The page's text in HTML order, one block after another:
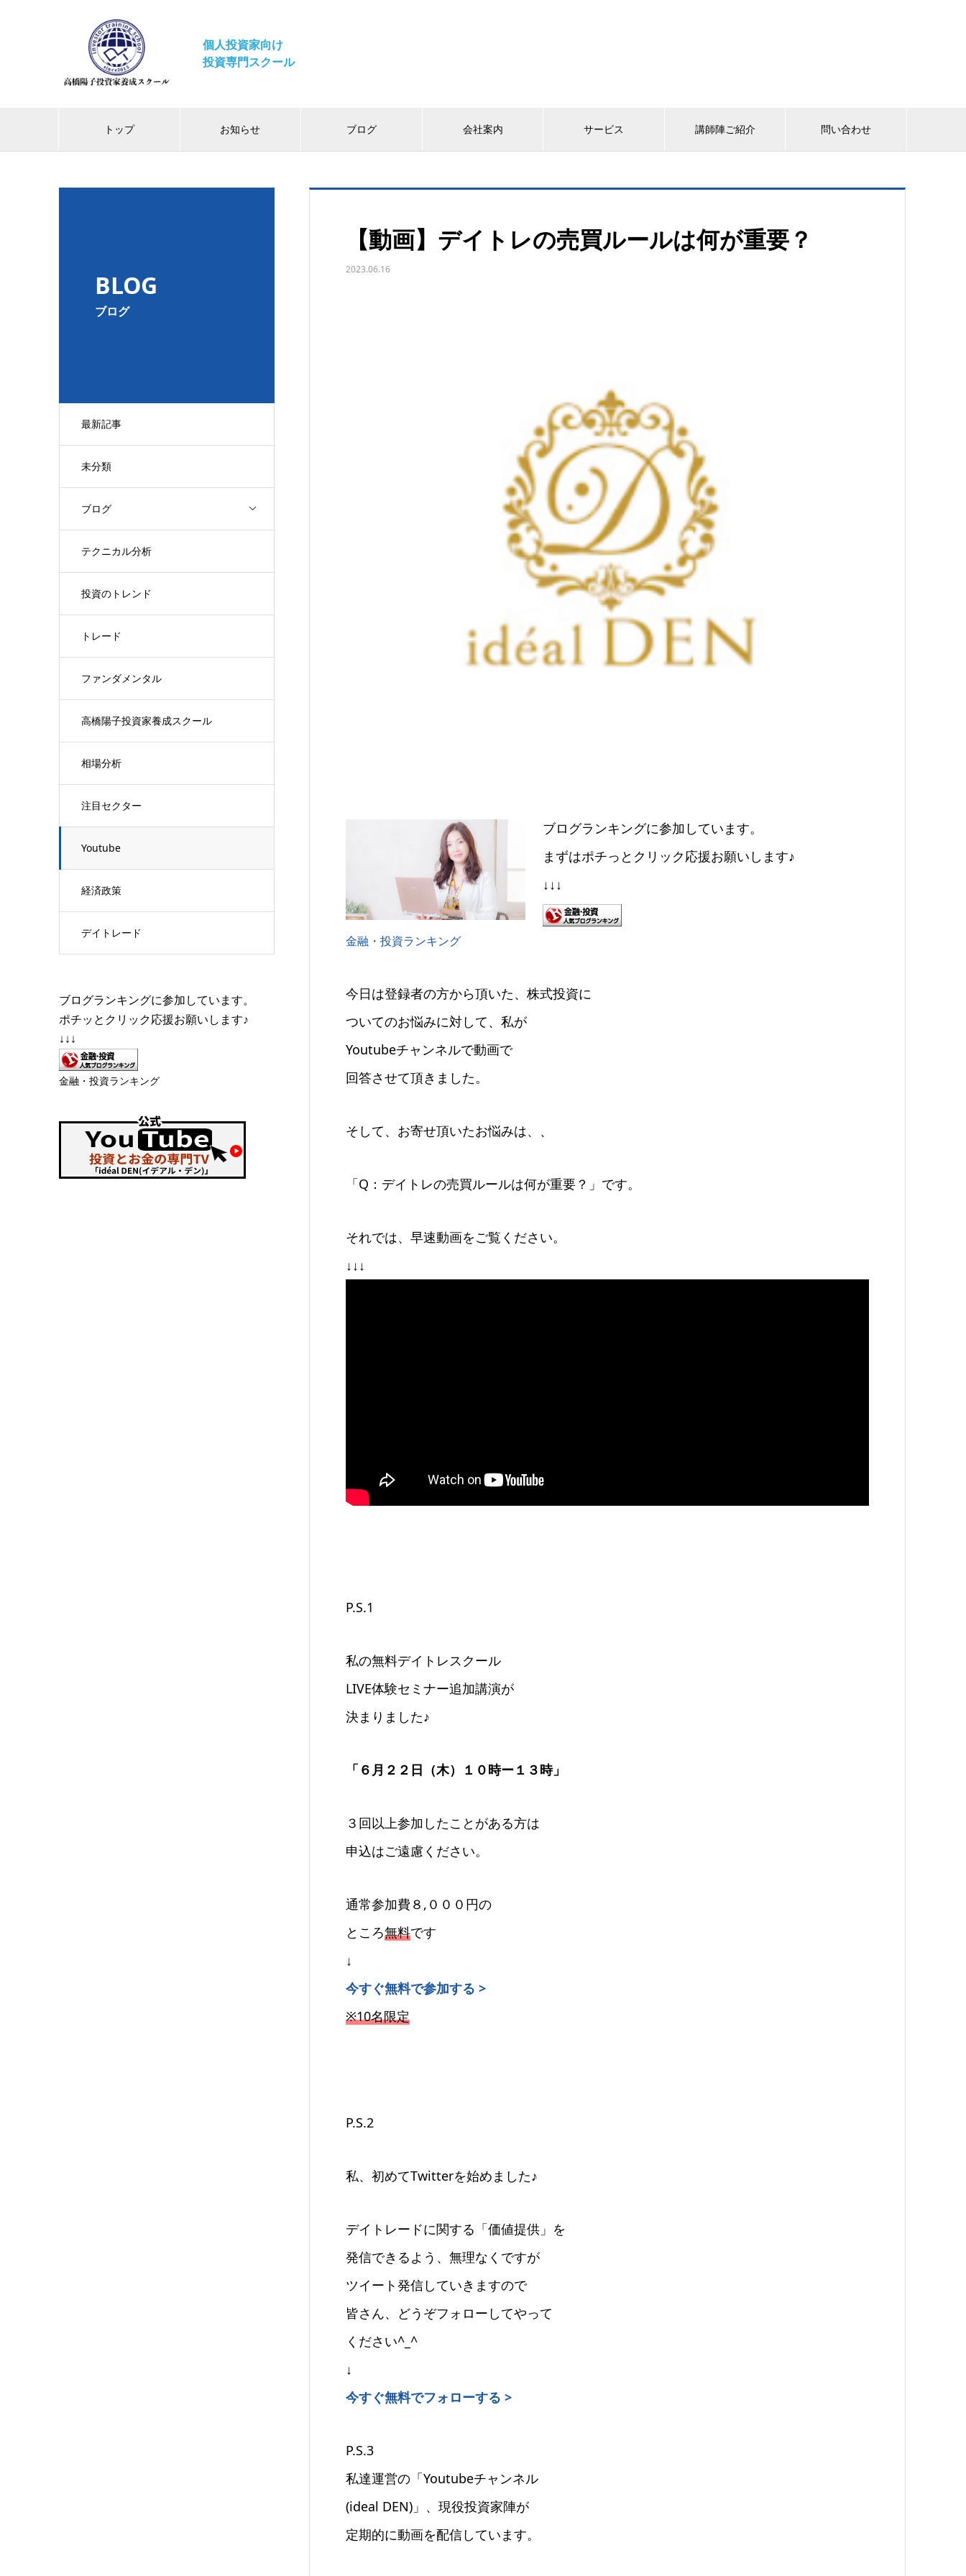
個人投資家向け
投資専門スクール
トップ お知らせ ブログ 会社案内 サービス 講師陣ご紹介 問い合わせ
BLOG
ブログ
最新記事
未分類
ブログ
テクニカル分析
投資のトレンド
トレード
ファンダメンタル
高橋陽子投資家養成スクール
相場分析
注目セクター
Youtube
経済政策
デイトレード
【動画】デイトレの売買ルールは何が重要？
2023.06.16
ブログランキングに参加しています。
まずはポチっとクリック応援お願いします♪
↓↓↓
金融・投資ランキング
今日は登録者の方から頂いた、株式投資に
ついてのお悩みに対して、私が
Youtubeチャンネルで動画で
回答させて頂きました。
そして、お寄せ頂いたお悩みは、、
「Q：デイトレの売買ルールは何が重要？」です。
それでは、早速動画をご覧ください。
↓↓↓
P.S.1
私の無料デイトレスクール
LIVE体験セミナー追加講演が
決まりました♪
「６月２２日（木）１０時ー１３時」
３回以上参加したことがある方は
申込はご遠慮ください。
通常参加費８,０００円の
ところ無料です
↓
今すぐ無料で参加する >
※10名限定
P.S.2
私、初めてTwitterを始めました♪
デイトレードに関する「価値提供」を
発信できるよう、無理なくですが
ツイート発信していきますので
皆さん、どうぞフォローしてやって
ください^_^
↓
今すぐ無料でフォローする >
P.S.3
私達運営の「Youtubeチャンネル
(ideal DEN)」、現役投資家陣が
定期的に動画を配信しています。
ブログランキングに参加しています。
ポチッとクリック応援お願いします♪
↓↓↓
金融・投資ランキング